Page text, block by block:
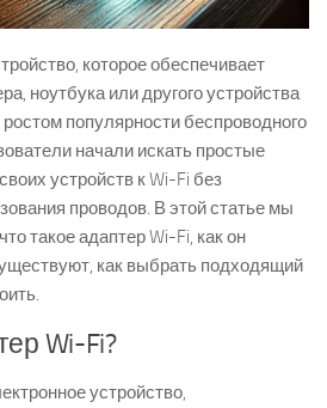
которое обеспечивает
ноутбука или другого устройства
популярности беспроводного
начали искать простые
устройств к Wi-Fi без
проводов. В этой статье мы
такое адаптер Wi-Fi, как он
как выбрать подходящий
Wi-Fi?
устройство,